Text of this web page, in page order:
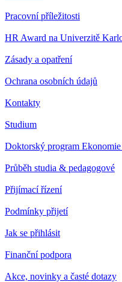
Pracovní příležitosti
HR Award na Univerzitě
Zásady a opatření
Ochrana osobních údajů
Kontakty
Studium
Doktorský program
Průběh studia & pedagogové
Přijímací řízení
Podmínky přijetí
Jak se přihlásit
Finanční podpora
Akce, novinky a časté dotazy